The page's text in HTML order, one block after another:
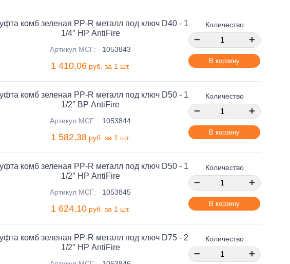
комб зеленая PP-R металл под ключ D40 - 1
1/4″ НР AntiFire
Артикул МСГ: 1053843
1 410,06 руб. за 1 шт.
Количество
− +
В корзину
комб зеленая PP-R металл под ключ D50 - 1
1/2″ ВР AntiFire
Артикул МСГ: 1053844
1 582,38 руб. за 1 шт.
Количество
− +
В корзину
комб зеленая PP-R металл под ключ D50 - 1
1/2″ НР AntiFire
Артикул МСГ: 1053845
1 624,10 руб. за 1 шт.
Количество
− +
В корзину
комб зеленая PP-R металл под ключ D75 - 2
1/2″ НР AntiFire
Количество
− +